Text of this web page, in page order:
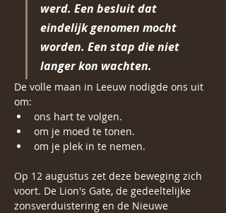
werd. Een besluit dat
eindelijk genomen mocht
worden. Een stap die niet
langer kon wachten.
De volle maan in Leeuw nodigde ons uit
om:
ons hart te volgen.
om je moed te tonen.
om je plek in te nemen.
Op 12 augustus zet deze beweging zich
voort. De Lion's Gate, de gedeeltelijke
zonsverduistering en de Nieuwe